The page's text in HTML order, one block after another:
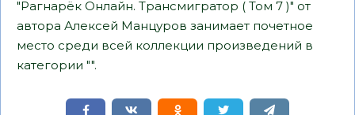
"Рагнарёк Онлайн. Трансмигратор ( Том 7 )" от
автора Алексей Манцуров занимает почетное
место среди всей коллекции произведений в
категории "".